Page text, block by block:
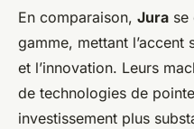
En comparaison, Jura se
gamme, mettant l’accent
et l’innovation. Leurs
de technologies de
investissement plus